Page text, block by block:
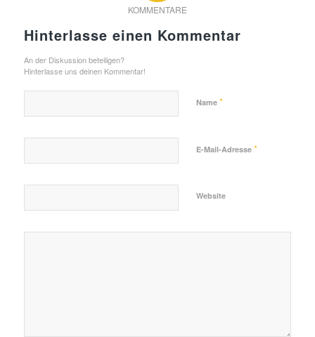
KOMMENTARE
Hinterlasse einen Kommentar
An der Diskussion beteiligen?
Hinterlasse uns deinen Kommentar!
Name *
E-Mail-Adresse *
Website